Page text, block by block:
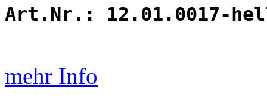
Art.Nr.: 12.01.0017-
mehr Info